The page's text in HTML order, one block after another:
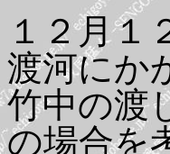
１２月１
渡河にか
竹中の渡
の場合を